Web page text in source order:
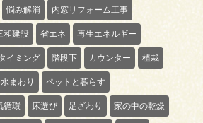
悩み解消 内窓リフォーム工事
和建設 省エネ 再生エネルギー
イミング 階段下 カウンター 植栽
水まわり ペットと暮らす
循環 床選び 足ざわり 家の中の乾燥